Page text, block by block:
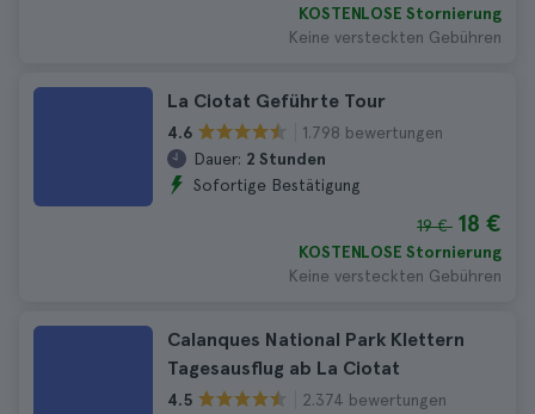
KOSTENLOSE Stornierung
Keine versteckten Gebühren
La Ciotat Geführte Tour
4.6
1.798 bewertungen
Dauer: 2 Stunden
Sofortige Bestätigung
19 € 18 €
KOSTENLOSE Stornierung
Keine versteckten Gebühren
Calanques National Park Klettern
Tagesausflug ab La Ciotat
4.5
2.374 bewertungen